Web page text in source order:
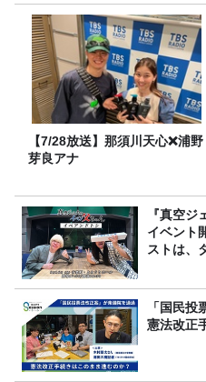
【7/28放送】那須川天心❌浦野
芽良アナ
『真空
イベント
ストは、
「国民投
憲法改正